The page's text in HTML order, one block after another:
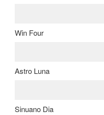
Win Four
Astro Luna
Sinuano Dia